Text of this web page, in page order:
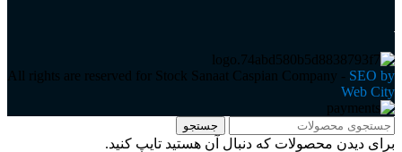
All rights are reserved for Stock Sanaat Caspian Company - SEO by
Web City
جستجو
برای دیدن محصولات که دنبال آن هستید تایپ کنید.